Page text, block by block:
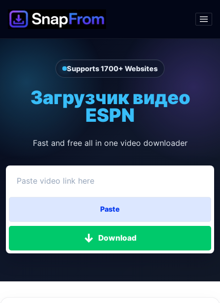
Supports 1700+ Websites
Загрузчик видео
ESPN
Fast and free all in one video downloader
Paste
Download